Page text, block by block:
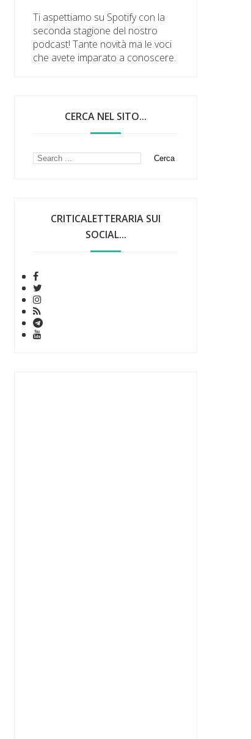
Ti aspettiamo su Spotify con la
seconda stagione del nostro
podcast! Tante novità ma le voci
che avete imparato a conoscere.
CERCA NEL SITO...
CRITICALETTERARIA SUI
SOCIAL...